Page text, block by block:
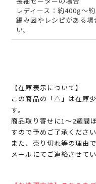
レディース：約400g
編み図やレシピがある
い。
【在庫表示について】
この商品の「△」は在庫
す。
商品取り寄せに1～2週間
すので予めご了承ください
また、売り切れ等の理由
メールにてご連絡させてい